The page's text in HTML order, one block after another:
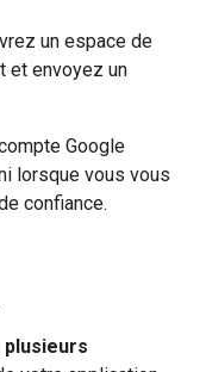
un espace de
et envoyez un
Google
lorsque vous vous
confiance.